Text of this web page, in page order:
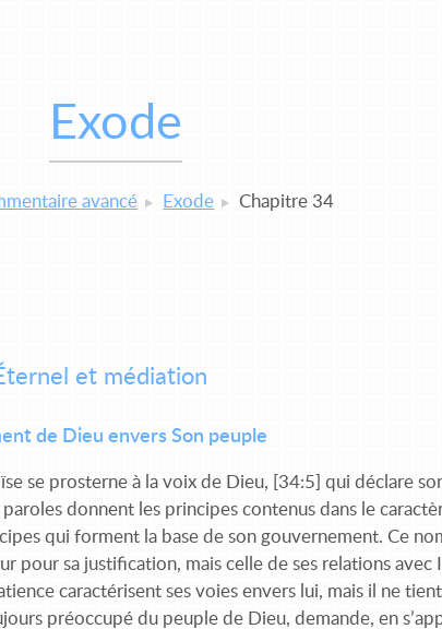
Exode
avancé Exode Chapitre 34
et médiation
de Dieu envers Son peuple
se prosterne à la voix de Dieu, [34:5] qui déclare
paroles donnent les principes contenus dans le
qui forment la base de son gouvernement. Ce
pour sa justification, mais celle de ses relations avec
caractérisent ses voies envers lui, mais il ne
préoccupé du peuple de Dieu, demande, en